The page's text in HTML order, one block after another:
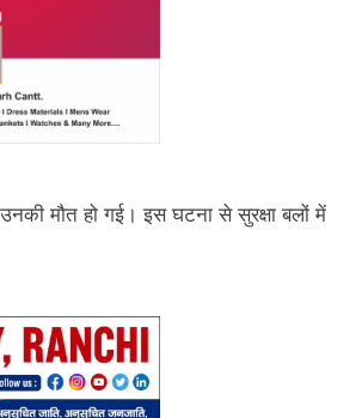
मौत हो गई। इस घटना से सुरक्षा बलों में